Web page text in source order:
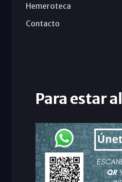
Hemeroteca
Contacto
Para estar